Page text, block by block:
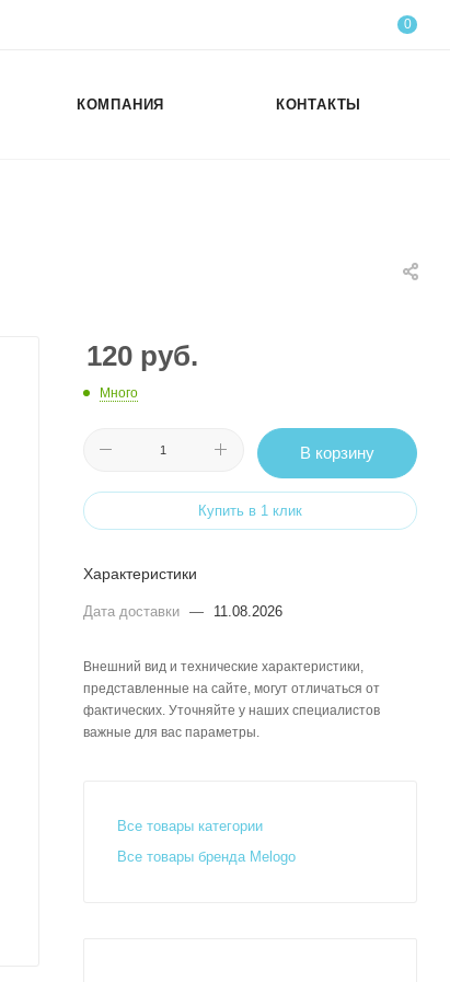
0
КОМПАНИЯ КОНТАКТЫ
120 руб.
Много
В корзину
Купить в 1 клик
Характеристики
Дата доставки — 11.08.2026
Внешний вид и технические характеристики,
представленные на сайте, могут отличаться от
фактических. Уточняйте у наших специалистов
важные для вас параметры.
Все товары категории
Все товары бренда Melogo